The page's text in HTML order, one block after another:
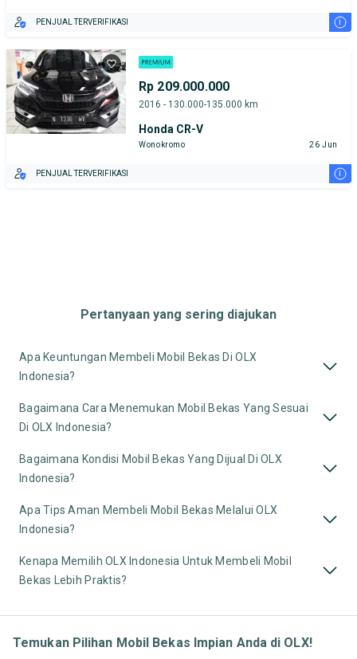
PENJUAL TERVERIFIKASI i
Rp 209.000.000
2016 - 130.000-135.000 km
Honda CR-V
Wonokromo 26 Jun
PENJUAL TERVERIFIKASI i
Pertanyaan yang sering diajukan
Apa Keuntungan Membeli Mobil Bekas Di OLX
Indonesia?
Bagaimana Cara Menemukan Mobil Bekas Yang Sesuai
Di OLX Indonesia?
Bagaimana Kondisi Mobil Bekas Yang Dijual Di OLX
Indonesia?
Apa Tips Aman Membeli Mobil Bekas Melalui OLX
Indonesia?
Kenapa Memilih OLX Indonesia Untuk Membeli Mobil
Bekas Lebih Praktis?
Temukan Pilihan Mobil Bekas Impian Anda di OLX!